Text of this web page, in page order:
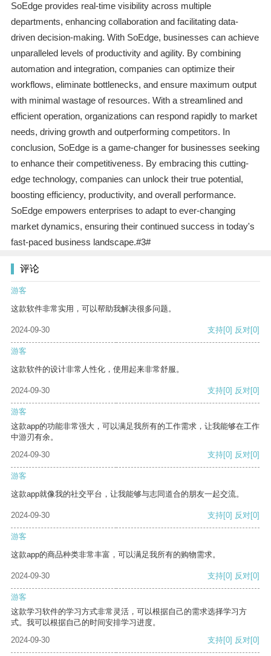
SoEdge provides real-time visibility across multiple
departments, enhancing collaboration and facilitating data-
driven decision-making. With SoEdge, businesses can achieve
unparalleled levels of productivity and agility. By combining
automation and integration, companies can optimize their
workflows, eliminate bottlenecks, and ensure maximum output
with minimal wastage of resources. With a streamlined and
efficient operation, organizations can respond rapidly to market
needs, driving growth and outperforming competitors. In
conclusion, SoEdge is a game-changer for businesses seeking
to enhance their competitiveness. By embracing this cutting-
edge technology, companies can unlock their true potential,
boosting efficiency, productivity, and overall performance.
SoEdge empowers enterprises to adapt to ever-changing
market dynamics, ensuring their continued success in today's
fast-paced business landscape.#3#
评论
游客
这款软件非常实用，可以帮助我解决很多问题。
2024-09-30 支持[0] 反对[0]
游客
这款软件的设计非常人性化，使用起来非常舒服。
2024-09-30 支持[0] 反对[0]
游客
这款app的功能非常强大，可以满足我所有的工作需求，让我能够在工作
中游刃有余。
2024-09-30
支持[0] 反对[0]
游客
这款app就像我的社交平台，让我能够与志同道合的朋友一起交流。
2024-09-30 支持[0] 反对[0]
游客
这款app的商品种类非常丰富，可以满足我所有的购物需求。
2024-09-30 支持[0] 反对[0]
游客
这款学习软件的学习方式非常灵活，可以根据自己的需求选择学习方
式。我可以根据自己的时间安排学习进度。
2024-09-30
支持[0] 反对[0]